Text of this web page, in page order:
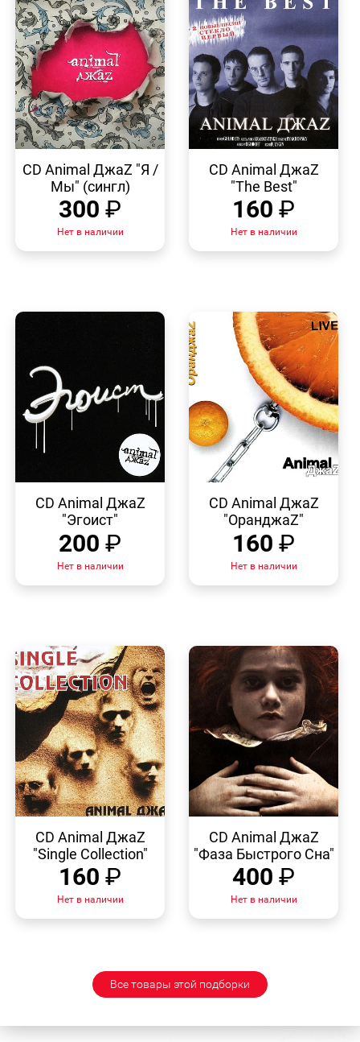
ПРОСМОТР
CD Animal ДжаZ "Я /
Мы" (сингл)
300 ₽
Нет в наличии
ПРОСМОТР
CD Animal ДжаZ
"The Best"
160 ₽
Нет в наличии
ПРОСМОТР
CD Animal ДжаZ
"Эгоист"
200 ₽
Нет в наличии
ПРОСМОТР
CD Animal ДжаZ
"ОранджаZ"
160 ₽
Нет в наличии
ПРОСМОТР
CD Animal ДжаZ
"Single Collection"
160 ₽
Нет в наличии
ПРОСМОТР
CD Animal ДжаZ
"Фаза Быстрого Сна"
400 ₽
Нет в наличии
Все товары этой подборки